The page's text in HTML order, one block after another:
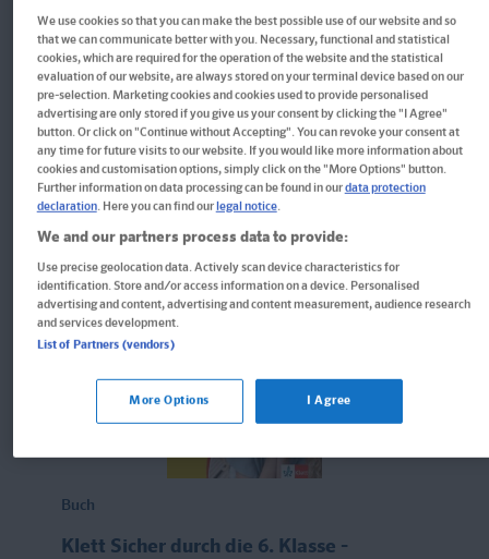
Klett 10-Minuten-Training Mathematik
Rechnen mit Brüchen 5./6. Klasse
Kleine Lernportionen für jeden Tag
10,40 CHF*
Buch
Klett Sicher durch die 6. Klasse -
We use cookies so that you can make the best possible use of our website and so
that we can communicate better with you. Necessary, functional and statistical
cookies, which are required for the operation of the website and the statistical
evaluation of our website, are always stored on your terminal device based on our
pre-selection. Marketing cookies and cookies used to provide personalised
advertising are only stored if you give us your consent by clicking the "I Agree"
button. Or click on "Continue without Accepting". You can revoke your consent at
any time for future visits to our website. If you would like more information about
cookies and customisation options, simply click on the "More Options" button.
Further information on data processing can be found in ourdata protection
declaration. Here you can find our legal notice.
We and our partners process data to provide:
Use precise geolocation data. Actively scan device characteristics for
identification. Store and/or access information on a device. Personalised
advertising and content, advertising and content measurement, audience research
and services development.
List of Partners (vendors)
I Agree
More Options